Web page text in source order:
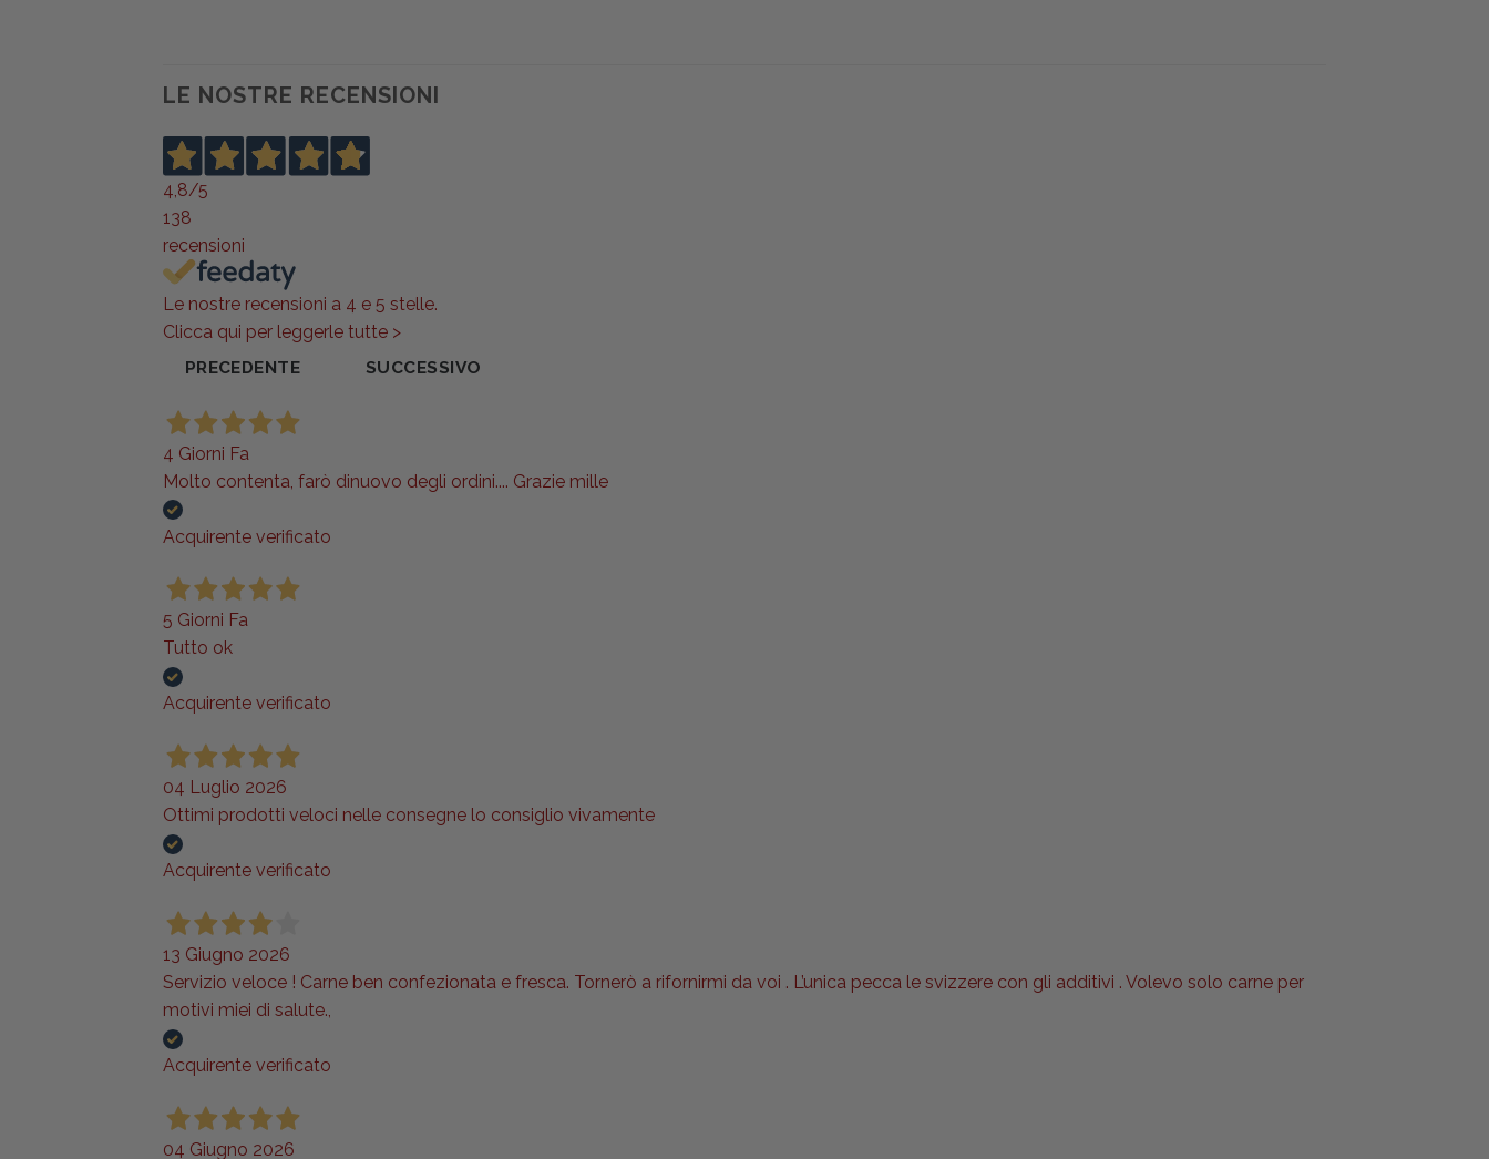
LE NOSTRE RECENSIONI
4,8/5
138
recensioni
Le nostre recensioni a 4 e 5 stelle.
Clicca qui per leggerle tutte >
PRECEDENTE
SUCCESSIVO
4 Giorni Fa
Molto contenta, farò dinuovo degli ordini.... Grazie mille
Acquirente verificato
5 Giorni Fa
Tutto ok
Acquirente verificato
04 Luglio 2026
Ottimi prodotti veloci nelle consegne lo consiglio vivamente
Acquirente verificato
13 Giugno 2026
Servizio veloce ! Carne ben confezionata e fresca. Tornerò a rifornirmi da voi . L’unica pecca le svizzere con gli additivi . Volevo solo carne per
motivi miei di salute.,
Acquirente verificato
04 Giugno 2026